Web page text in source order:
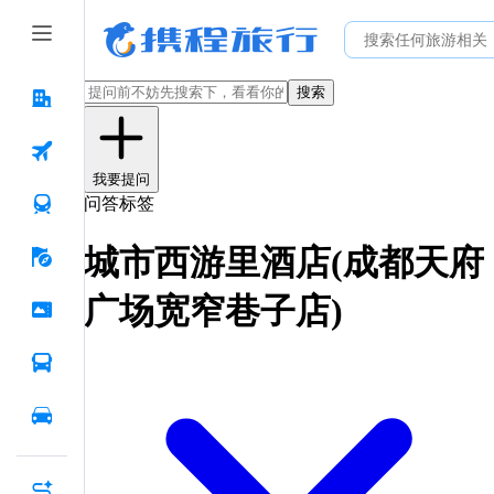
搜索
我要提问
问答标签
城市西游里酒店(成都天府
广场宽窄巷子店)